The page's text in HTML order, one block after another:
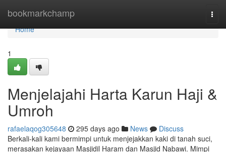
bookmarkchamp
Home
Home
1
Menjelajahi Harta Karun Haji &
Umroh
rafaelaqog305648 295 days ago News
Discuss
Berkali-kali kami bermimpi untuk menjejakkan kaki di tanah suci,
merasakan kejayaan Masjidil Haram dan Masjid Nabawi. Mimpi